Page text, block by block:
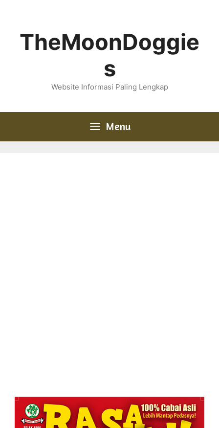
TheMoonDoggie
s
Website Informasi Paling Lengkap
Menu